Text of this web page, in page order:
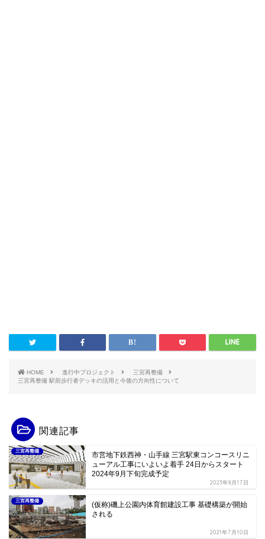
HOME 進行中プロジェクト
三宮再整備
三宮再整備 駅前歩行者デッキの活用と今後の方向性について
関連記事
三宮再整備
市営地下鉄西神・山手線 三宮駅東コンコースリニ
ューアル工事にいよいよ着手 24日からスタート
2024年9月下旬完成予定
2023年8月17日
三宮再整備
(仮称)磯上公園内体育館建設工事 基礎構築が開始
される
2021年7月10日